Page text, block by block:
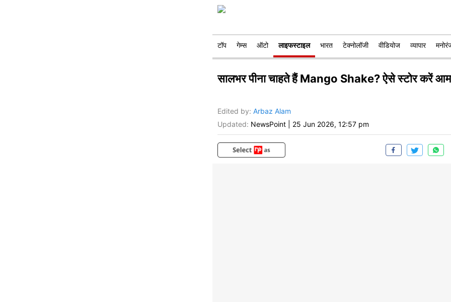
टॉप गेम्स ऑटो लाइफस्टाइल भारत टेक्नोलॉजी वीडियोज व्यापार
सालभर पीना चाहते हैं Mango Shake? ऐसे स्टोर करें आम
Edited by: Arbaz Alam
Updated: NewsPoint 25 Jun 2026, 12:57 pm